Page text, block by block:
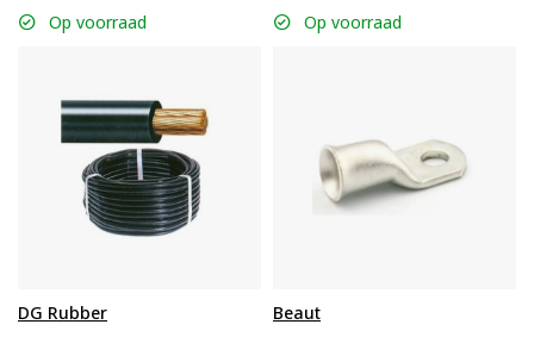
Op voorraad Op voorraad
DG Rubber Beaut